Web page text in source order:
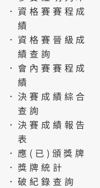
．資格賽賽程成
績
．資格賽晉級成
績查詢
．會內賽賽程成
績
．決賽成績綜合
查詢
．決賽成績報告
表
．應(已)頒獎牌
．獎牌統計
．破紀錄查詢